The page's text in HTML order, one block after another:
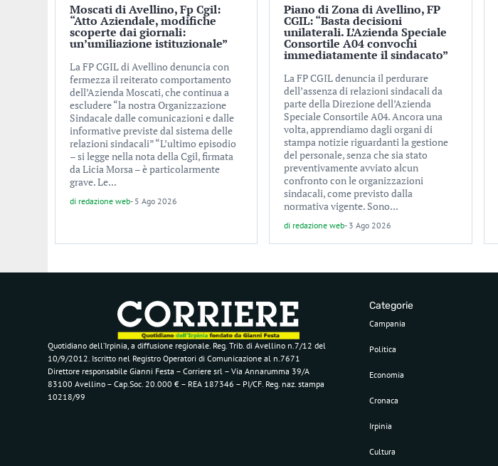
Moscati di Avellino, Fp Cgil:
“Atto Aziendale, modifiche
scoperte dai giornali:
un’umiliazione istituzionale”
La FP CGIL di Avellino denuncia con
fermezza il reiterato comportamento
dell’Azienda Moscati, che continua a
escludere “la nostra Organizzazione
Sindacale dalle comunicazioni e dalle
informative previste dal sistema delle
relazioni sindacali” “L’ultimo episodio
– si legge nella nota della Cgil, firmata
da Licia Morsa – è particolarmente
grave. Le...
di redazione web- 5 Ago 2026
Piano di Zona di Avellino, FP
CGIL: “Basta decisioni
unilaterali. L’Azienda Speciale
Consortile A04 convochi
immediatamente il sindacato”
La FP CGIL denuncia il perdurare
dell’assenza di relazioni sindacali da
parte della Direzione dell’Azienda
Speciale Consortile A04. Ancora una
volta, apprendiamo dagli organi di
stampa notizie riguardanti la gestione
del personale, senza che sia stato
preventivamente avviato alcun
confronto con le organizzazioni
sindacali, come previsto dalla
normativa vigente. Sono...
di redazione web- 3 Ago 2026
Quotidiano dell’Irpinia, a diffusione regionale. Reg. Trib. di Avellino n.7/12 del
10/9/2012. Iscritto nel Registro Operatori di Comunicazione al n.7671
Direttore responsabile Gianni Festa – Corriere srl – Via Annarumma 39/A
83100 Avellino – Cap.Soc. 20.000 € – REA 187346 – PI/CF. Reg. naz. stampa
10218/99
Categorie
Campania
Politica
Economia
Cronaca
Irpinia
Cultura